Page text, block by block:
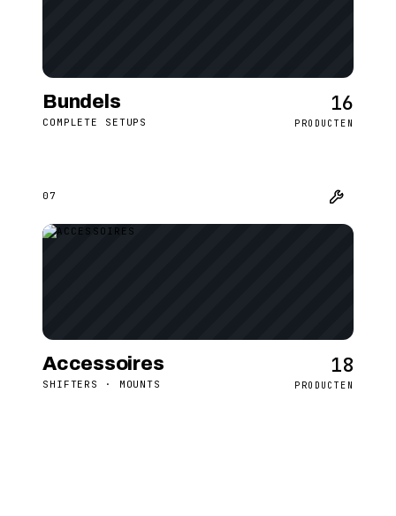
Bundels
COMPLETE SETUPS
16
PRODUCTEN
07
Accessoires
SHIFTERS · MOUNTS
18
PRODUCTEN